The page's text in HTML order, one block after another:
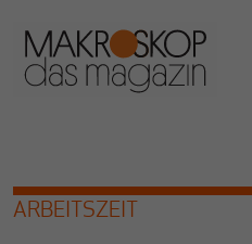
ARBEITSZEIT